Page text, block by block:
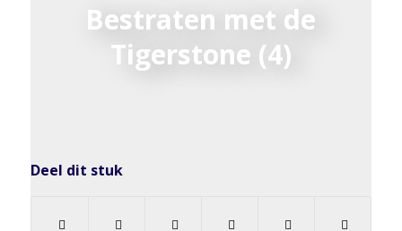
Bestraten met de
Tigerstone (4)
Deel dit stuk